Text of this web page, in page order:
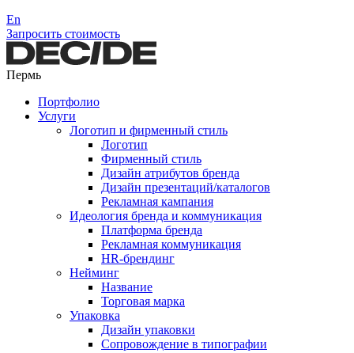
En
Запросить стоимость
Пермь
Портфолио
Услуги
Логотип и фирменный стиль
Логотип
Фирменный стиль
Дизайн атрибутов бренда
Дизайн презентаций/каталогов
Рекламная кампания
Идеология бренда и коммуникация
Платформа бренда
Рекламная коммуникация
HR-брендинг
Нейминг
Название
Торговая марка
Упаковка
Дизайн упаковки
Сопровождение в типографии